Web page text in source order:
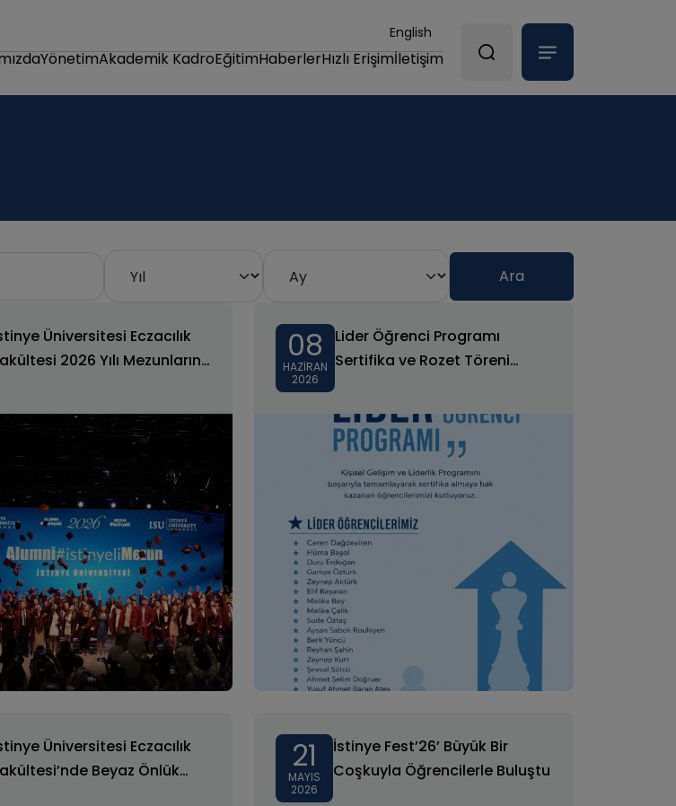
English
YönetimAkademik KadroEğitimHaberlerHızlı Erişimİletişim
Üniversitesi Eczacılık
2026 Yılı Mezunlarını
08
HAZIRAN
2026
Lider Öğrenci Programı
Sertifika ve Rozet Töreni
Üniversitesi Eczacılık
Beyaz Önlük
21
MAYIS
2026
İstinye Fest’26’ Büyük Bir
Coşkuyla Öğrencilerle Buluştu